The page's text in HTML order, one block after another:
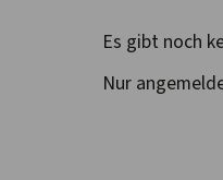
Es gibt noch
Nur